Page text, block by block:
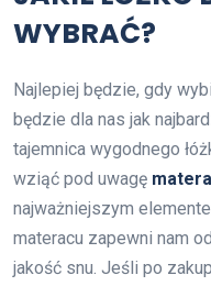
WYBRAĆ?
Najlepiej będzie, gdy
będzie dla nas jak
tajemnica wygodnego
wziąć pod uwagę
najważniejszym
materacu zapewni nam
jakość snu. Jeśli po